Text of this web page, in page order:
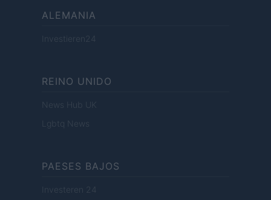
ALEMANIA
Investieren24
REINO UNIDO
News Hub UK
Lgbtq News
PAESES BAJOS
Investeren 24